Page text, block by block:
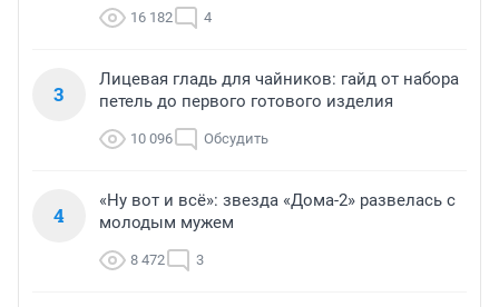
16 182 4
3
Лицевая гладь для чайников: гайд от набора
петель до первого готового изделия
10 096 Обсудить
4
«Ну вот и всё»: звезда «Дома-2» развелась с
молодым мужем
8 472 3